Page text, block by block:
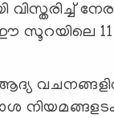
വിസ്തരിച്ച്
ഈ സൂറയിലെ